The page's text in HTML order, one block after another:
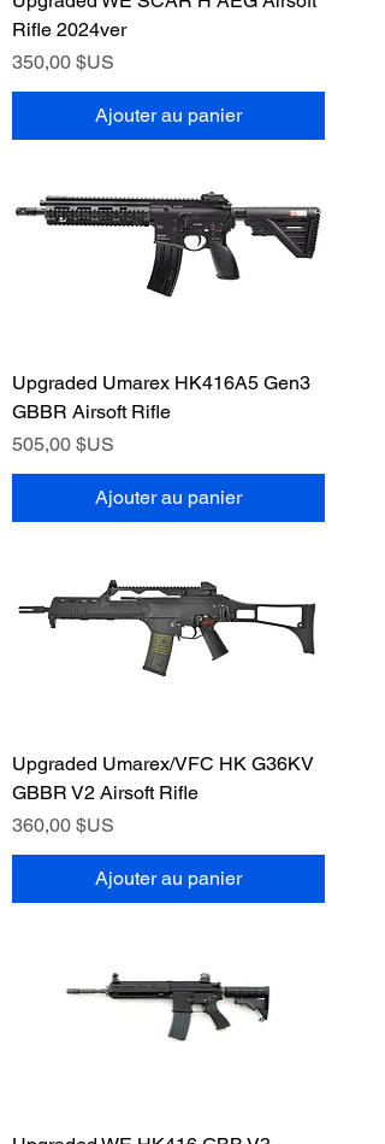
Rifle 2024ver
Prix
350,00 $US
Ajouter au panier
Upgraded Umarex HK416A5 Gen3
GBBR Airsoft Rifle
Prix
505,00 $US
Ajouter au panier
Upgraded Umarex/VFC HK G36KV
GBBR V2 Airsoft Rifle
Prix
360,00 $US
Ajouter au panier